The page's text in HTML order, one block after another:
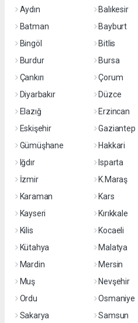
Aydın
Balıkesir
Batman
Bayburt
Bingöl
Bitlis
Burdur
Bursa
Çankırı
Çorum
Diyarbakır
Düzce
Elazığ
Erzincan
Eskişehir
Gaziantep
Gümüşhane
Hakkari
Iğdır
Isparta
İzmir
K.Maraş
Karaman
Kars
Kayseri
Kırıkkale
Kilis
Kocaeli
Kütahya
Malatya
Mardin
Mersin
Muş
Nevşehir
Ordu
Osmaniye
Sakarya
Samsun